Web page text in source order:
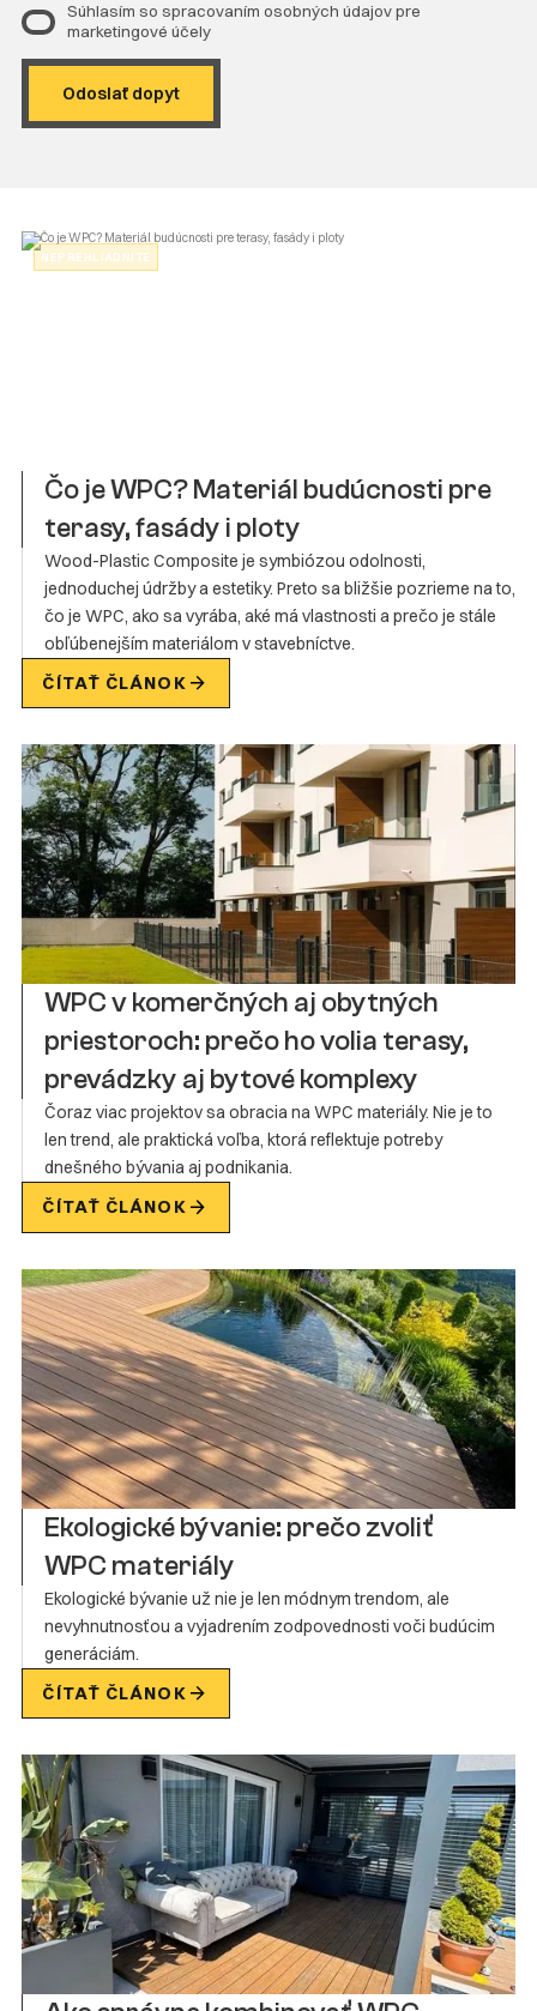
Súhlasím so spracovaním osobných údajov pre
marketingové účely
NEPREHLIADNITE
Čo je WPC? Materiál budúcnosti pre
terasy, fasády i ploty
Wood-Plastic Composite je symbiózou odolnosti,
jednoduchej údržby a estetiky. Preto sa bližšie pozrieme na to,
čo je WPC, ako sa vyrába, aké má vlastnosti a prečo je stále
obľúbenejším materiálom v stavebníctve.
ČÍTAŤ ČLÁNOK
WPC v komerčných aj obytných
priestoroch: prečo ho volia terasy,
prevádzky aj bytové komplexy
Čoraz viac projektov sa obracia na WPC materiály. Nie je to
len trend, ale praktická voľba, ktorá reflektuje potreby
dnešného bývania aj podnikania.
ČÍTAŤ ČLÁNOK
Ekologické bývanie: prečo zvoliť
WPC materiály
Ekologické bývanie už nie je len módnym trendom, ale
nevyhnutnosťou a vyjadrením zodpovednosti voči budúcim
generáciám.
ČÍTAŤ ČLÁNOK